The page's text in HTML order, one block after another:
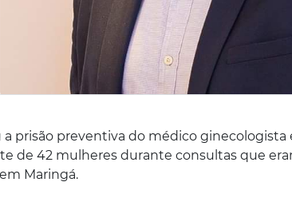
prisão preventiva do médico ginecologista
de 42 mulheres durante consultas que
Maringá.